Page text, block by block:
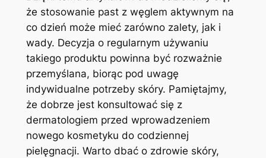
że stosowanie past z węglem aktywnym ⁢na
co dzień ⁢może mieć zarówno zalety, jak i​
wady. Decyzja o regularnym używaniu
takiego produktu powinna być rozważnie
przemyślana, biorąc‌ pod uwagę
indywidualne ⁤potrzeby skóry. Pamiętajmy,
że dobrze jest konsultować się z
dermatologiem przed wprowadzeniem
nowego kosmetyku do​ codziennej
pielęgnacji. Warto dbać⁣ o zdrowie⁣ skóry,